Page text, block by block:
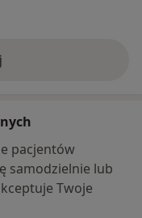
pacjentów
samodzielnie lub
Twoje